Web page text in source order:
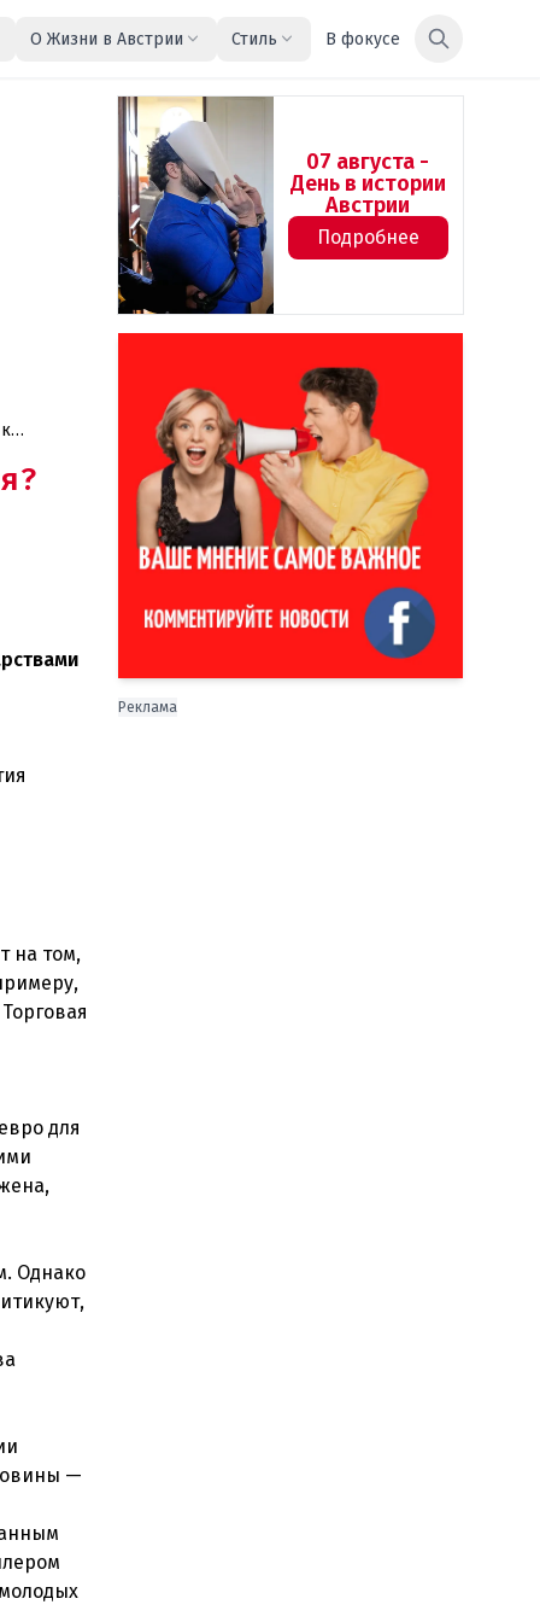
О Жизни в Австрии Стиль В фокусе
на том,
для
Однако
—
07 августа -
День в истории
Австрии
Подробнее
Реклама